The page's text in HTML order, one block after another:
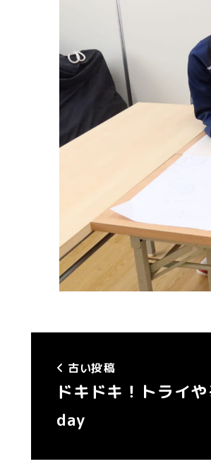
古い投稿
ドキドキ！トライ
day